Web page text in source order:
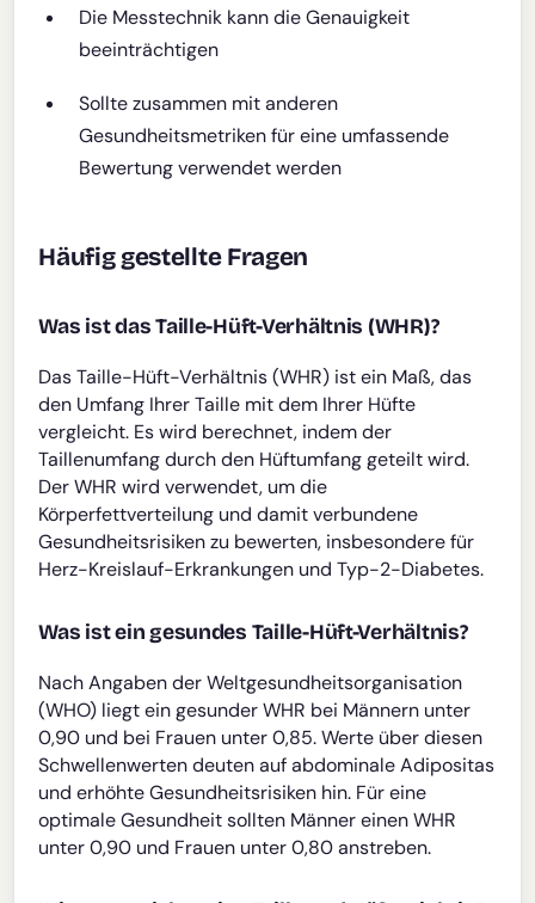
Die Messtechnik kann die Genauigkeit
beeinträchtigen
Sollte zusammen mit anderen
Gesundheitsmetriken für eine umfassende
Bewertung verwendet werden
Häufig gestellte Fragen
Was ist das Taille-Hüft-Verhältnis (WHR)?
Das Taille-Hüft-Verhältnis (WHR) ist ein Maß, das
den Umfang Ihrer Taille mit dem Ihrer Hüfte
vergleicht. Es wird berechnet, indem der
Taillenumfang durch den Hüftumfang geteilt wird.
Der WHR wird verwendet, um die
Körperfettverteilung und damit verbundene
Gesundheitsrisiken zu bewerten, insbesondere für
Herz-Kreislauf-Erkrankungen und Typ-2-Diabetes.
Was ist ein gesundes Taille-Hüft-Verhältnis?
Nach Angaben der Weltgesundheitsorganisation
(WHO) liegt ein gesunder WHR bei Männern unter
0,90 und bei Frauen unter 0,85. Werte über diesen
Schwellenwerten deuten auf abdominale Adipositas
und erhöhte Gesundheitsrisiken hin. Für eine
optimale Gesundheit sollten Männer einen WHR
unter 0,90 und Frauen unter 0,80 anstreben.